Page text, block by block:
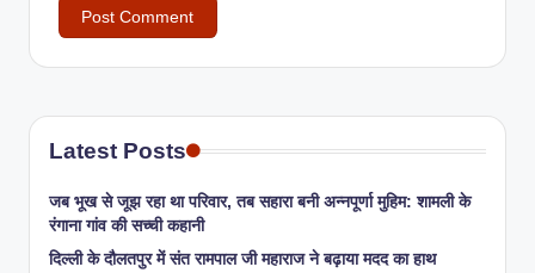
Latest Posts
जब भूख से जूझ रहा था परिवार, तब सहारा बनी अन्नपूर्णा मुहिम: शामली के
रंगाना गांव की सच्ची कहानी
​दिल्ली के दौलतपुर में संत रामपाल जी महाराज ने बढ़ाया मदद का हाथ